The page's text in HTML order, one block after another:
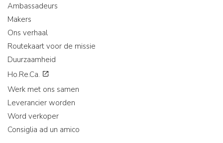
Ambassadeurs
Makers
Ons verhaal
Routekaart voor de missie
Duurzaamheid
Ho.Re.Ca.
Werk met ons samen
Leverancier worden
Word verkoper
Consiglia ad un amico